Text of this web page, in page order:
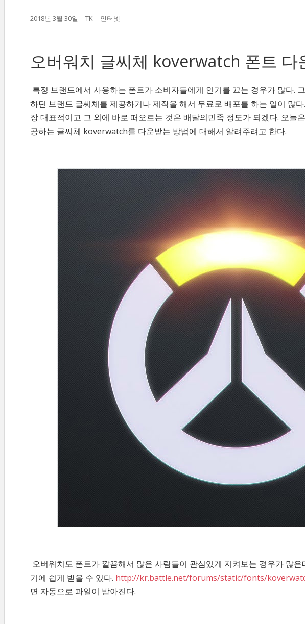
2018년 3월 30일 TK 인터넷
오버워치 글씨체 koverwatch 폰트 다
특정 브랜드에서 사용하는 폰트가 소비자들에게 인기를 끄는 경우가 많다.
하던 브랜드 글씨체를 제공하거나 제작을 해서 무료로 배포를 하는 일이 많
장 대표적이고 그 외에 바로 떠오르는 것은 배달의민족 정도가 되겠다. 오늘
공하는 글씨체 koverwatch를 다운받는 방법에 대해서 알려주려고 한다.
오버워치도 폰트가 깔끔해서 많은 사람들이 관심있게 지켜보는 경우가 많
기에 쉽게 받을 수 있다. http://kr.battle.net/forums/static/fonts/
면 자동으로 파일이 받아진다.